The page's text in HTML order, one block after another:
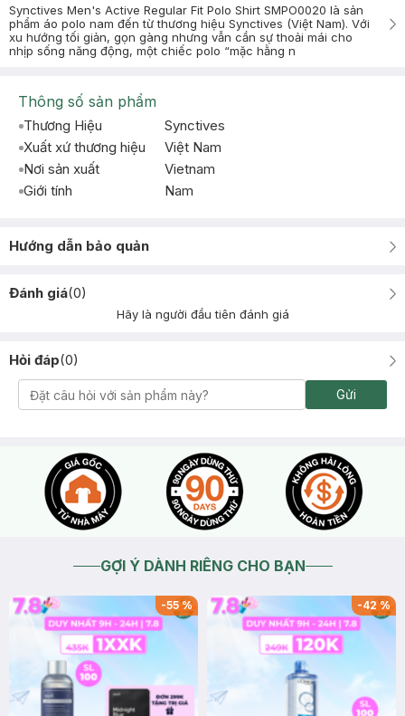
Synctives Men's Active Regular Fit Polo Shirt SMPO0020 là sản
phẩm áo polo nam đến từ thương hiệu Synctives (Việt Nam). Với
xu hướng tối giản, gọn gàng nhưng vẫn cần sự thoải mái cho
nhịp sống năng động, một chiếc polo “mặc hằng n
Thông số sản phẩm
Thương Hiệu
Synctives
Xuất xứ thương hiệu
Việt Nam
Nơi sản xuất
Vietnam
Giới tính
Nam
Hướng dẫn bảo quản
Đánh giá(0)
Hãy là người đầu tiên đánh giá
Hỏi đáp(0)
Gửi
GỢI Ý DÀNH RIÊNG CHO BẠN
-55% -42%